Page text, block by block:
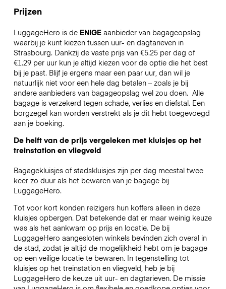
Prijzen
LuggageHero is de ENIGEaanbieder van bagageopslag
waarbij je kunt kiezen tussen uur- en dagtarieven in
Strasbourg. Dankzij de vaste prijs van €5.25 per dag of
€1.29 per uur kun je altijd kiezen voor de optie die het best
bij je past. Blijf je ergens maar een paar uur, dan wil je
natuurlijk niet voor een hele dag betalen – zoals je bij
andere aanbieders van bagageopslag wel zou doen. Alle
bagage is verzekerd tegen schade, verlies en diefstal. Een
borgzegel kan worden verstrekt als je dit hebt toegevoegd
aan je boeking.
De helft van de prijs vergeleken met kluisjes op het
treinstation en vliegveld
Bagagekluisjes of stadskluisjes zijn per dag meestal twee
keer zo duur als het bewaren van je bagage bij
LuggageHero.
Tot voor kort konden reizigers hun koffers alleen in deze
kluisjes opbergen. Dat betekende dat er maar weinig keuze
was als het aankwam op prijs en locatie. De bij
LuggageHero aangesloten winkels bevinden zich overal in
de stad, zodat je altijd de mogelijkheid hebt om je bagage
op een veilige locatie te bewaren. In tegenstelling tot
kluisjes op het treinstation en vliegveld, heb je bij
LuggageHero de keuze uit uur- en dagtarieven. De missie